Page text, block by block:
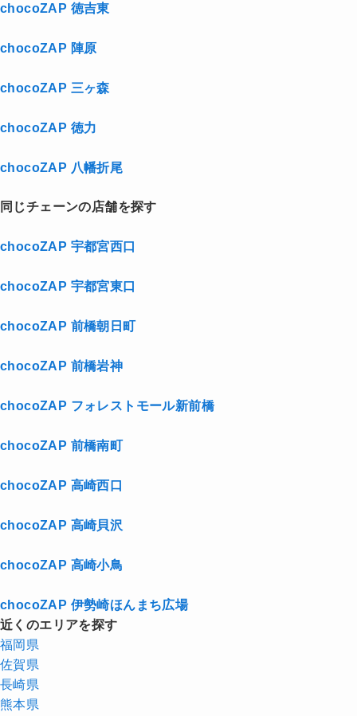
chocoZAP 徳吉東
chocoZAP 陣原
chocoZAP 三ヶ森
chocoZAP 徳力
chocoZAP 八幡折尾
同じチェーンの店舗を探す
chocoZAP 宇都宮西口
chocoZAP 宇都宮東口
chocoZAP 前橋朝日町
chocoZAP 前橋岩神
chocoZAP フォレストモール新前橋
chocoZAP 前橋南町
chocoZAP 高崎西口
chocoZAP 高崎貝沢
chocoZAP 高崎小鳥
chocoZAP 伊勢崎ほんまち広場
近くのエリアを探す
福岡県
佐賀県
長崎県
熊本県